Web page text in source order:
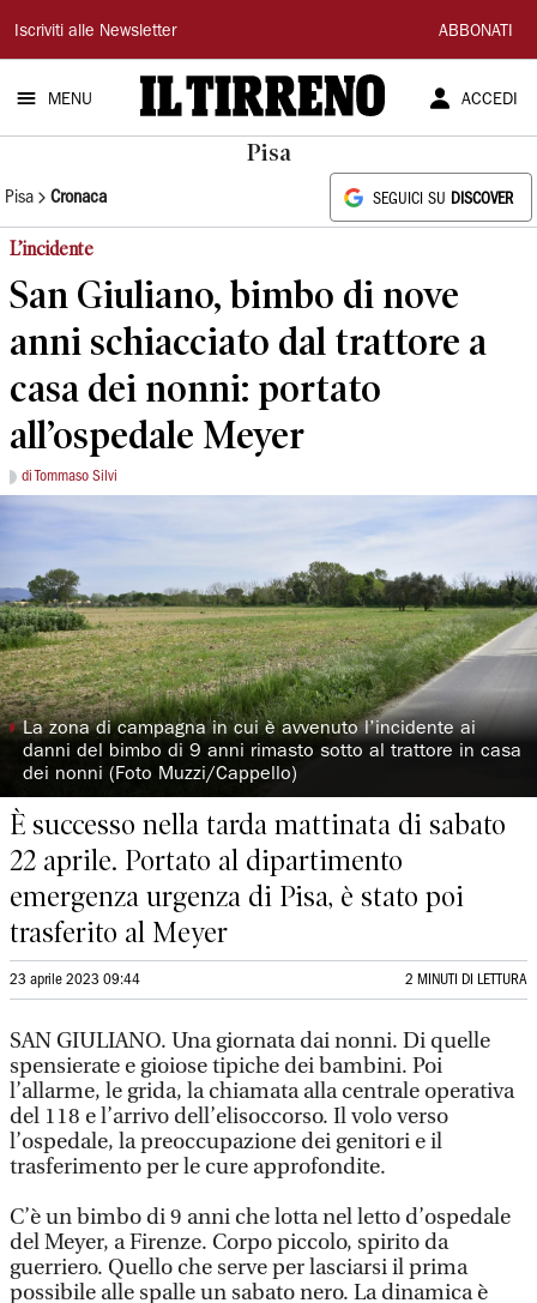
Il
Tirreno
Iscriviti alle Newsletter ABBONATI
MENU ACCEDI
Pisa
Pisa Cronaca SEGUICI SU DISCOVER
L’incidente
San Giuliano, bimbo di nove
anni schiacciato dal trattore a
casa dei nonni: portato
all’ospedale Meyer
di Tommaso Silvi
◗La zona di campagna in cui è avvenuto l’incidente ai
danni del bimbo di 9 anni rimasto sotto al trattore in casa
dei nonni (Foto Muzzi/Cappello)
È successo nella tarda mattinata di sabato
22 aprile. Portato al dipartimento
emergenza urgenza di Pisa, è stato poi
trasferito al Meyer
23 aprile 2023 09:44 2 MINUTI DI LETTURA
SAN GIULIANO. Una giornata dai nonni. Di quelle
spensierate e gioiose tipiche dei bambini. Poi
l’allarme, le grida, la chiamata alla centrale operativa
del 118 e l’arrivo dell’elisoccorso. Il volo verso
l’ospedale, la preoccupazione dei genitori e il
trasferimento per le cure approfondite.
C’è un bimbo di 9 anni che lotta nel letto d’ospedale
del Meyer, a Firenze. Corpo piccolo, spirito da
guerriero. Quello che serve per lasciarsi il prima
possibile alle spalle un sabato nero. La dinamica è